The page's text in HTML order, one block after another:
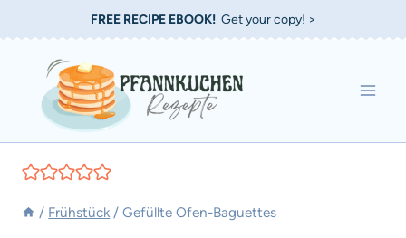
Inhalt
springen
FREE RECIPE EBOOK!Get your copy! >
/ Frühstück / Gefüllte Ofen-Baguettes